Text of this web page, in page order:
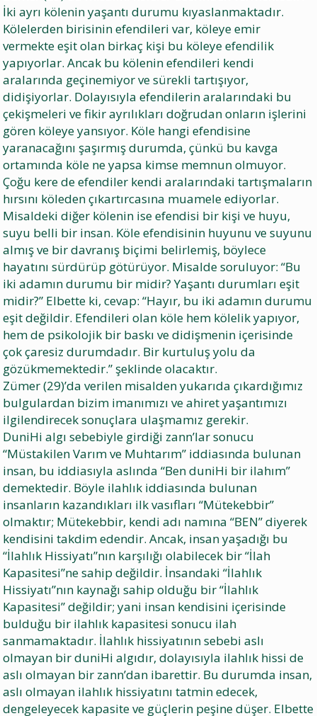
İki ayrı kölenin yaşantı durumu kıyaslanmaktadır.
Kölelerden birisinin efendileri var, köleye emir
vermekte eşit olan birkaç kişi bu köleye efendilik
yapıyorlar. Ancak bu kölenin efendileri kendi
aralarında geçinemiyor ve sürekli tartışıyor,
didişiyorlar. Dolayısıyla efendilerin aralarındaki bu
çekişmeleri ve fikir ayrılıkları doğrudan onların işlerini
gören köleye yansıyor. Köle hangi efendisine
yaranacağını şaşırmış durumda, çünkü bu kavga
ortamında köle ne yapsa kimse memnun olmuyor.
Çoğu kere de efendiler kendi aralarındaki tartışmaların
hırsını köleden çıkartırcasına muamele ediyorlar.
Misaldeki diğer kölenin ise efendisi bir kişi ve huyu,
suyu belli bir insan. Köle efendisinin huyunu ve suyunu
almış ve bir davranış biçimi belirlemiş, böylece
hayatını sürdürüp götürüyor. Misalde soruluyor: “Bu
iki adamın durumu bir midir? Yaşantı durumları eşit
midir?” Elbette ki, cevap: “Hayır, bu iki adamın durumu
eşit değildir. Efendileri olan köle hem kölelik yapıyor,
hem de psikolojik bir baskı ve didişmenin içerisinde
çok çaresiz durumdadır. Bir kurtuluş yolu da
gözükmemektedir.” şeklinde olacaktır.
Zümer (29)’da verilen misalden yukarıda çıkardığımız
bulgulardan bizim imanımızı ve ahiret yaşantımızı
ilgilendirecek sonuçlara ulaşmamız gerekir.
DuniHi algı sebebiyle girdiği zann’lar sonucu
“Müstakilen Varım ve Muhtarım” iddiasında bulunan
insan, bu iddiasıyla aslında “Ben duniHi bir ilahım”
demektedir. Böyle ilahlık iddiasında bulunan
insanların kazandıkları ilk vasıfları “Mütekebbir”
olmaktır; Mütekebbir, kendi adı namına “BEN” diyerek
kendisini takdim edendir. Ancak, insan yaşadığı bu
“İlahlık Hissiyatı”nın karşılığı olabilecek bir “İlah
Kapasitesi”ne sahip değildir. İnsandaki “İlahlık
Hissiyatı”nın kaynağı sahip olduğu bir “İlahlık
Kapasitesi” değildir; yani insan kendisini içerisinde
bulduğu bir ilahlık kapasitesi sonucu ilah
sanmamaktadır. İlahlık hissiyatının sebebi aslı
olmayan bir duniHi algıdır, dolayısıyla ilahlık hissi de
aslı olmayan bir zann’dan ibarettir. Bu durumda insan,
aslı olmayan ilahlık hissiyatını tatmin edecek,
dengeleyecek kapasite ve güçlerin peşine düşer. Elbette